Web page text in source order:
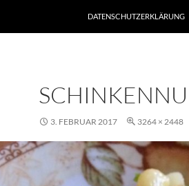
DATENSCHUTZERKLÄRUNG
3. FEBRUAR 2017 3264 × 2448